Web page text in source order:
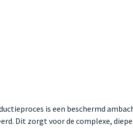
is een beschermd
Dit zorgt voor de complexe, diepe